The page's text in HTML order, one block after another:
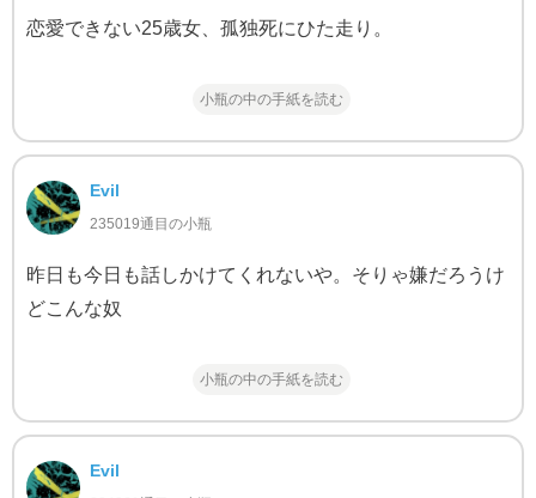
恋愛できない25歳女、孤独死にひた走り。
小瓶の中の手紙を読む
Evil
235019通目の小瓶
昨日も今日も話しかけてくれないや。そりゃ嫌だろうけ
どこんな奴
小瓶の中の手紙を読む
Evil